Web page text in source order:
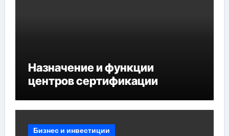
Назначение и функции
центров сертификации
Бизнес и инвестиции